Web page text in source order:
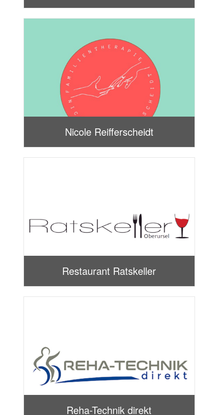
Nicole Reifferscheidt
Restaurant Ratskeller
Reha-Technik direkt